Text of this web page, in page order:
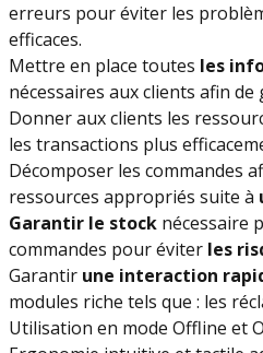
erreurs pour éviter les
efficaces.
Mettre en place toutes les
nécessaires aux clients afin
Donner aux clients les
les transactions plus
Décomposer les commandes
ressources appropriés suite à
Garantir le stock nécessaire
commandes pour éviter les
Garantir une interaction
modules riche tels que : les
Utilisation en mode Offline et